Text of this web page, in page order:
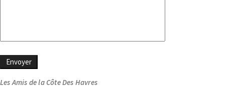
Les Amis de la Côte Des Havres